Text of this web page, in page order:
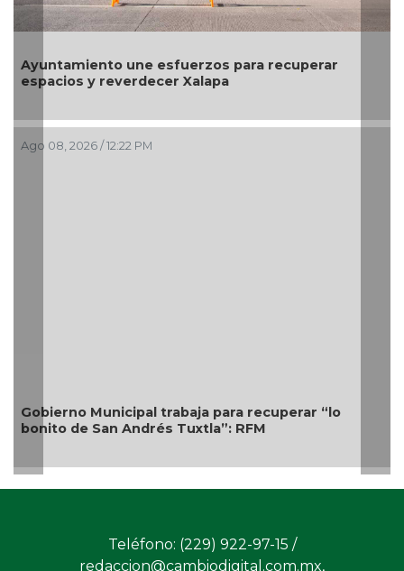
para recuperar
para recuperar “lo
RFM
México elimina a Canadá y
Olímpicos de LA 2028;
📰Síntesis Legislativa
Teléfono: (229) 922-97-15 /
redaccion@cambiodigital.com.mx,